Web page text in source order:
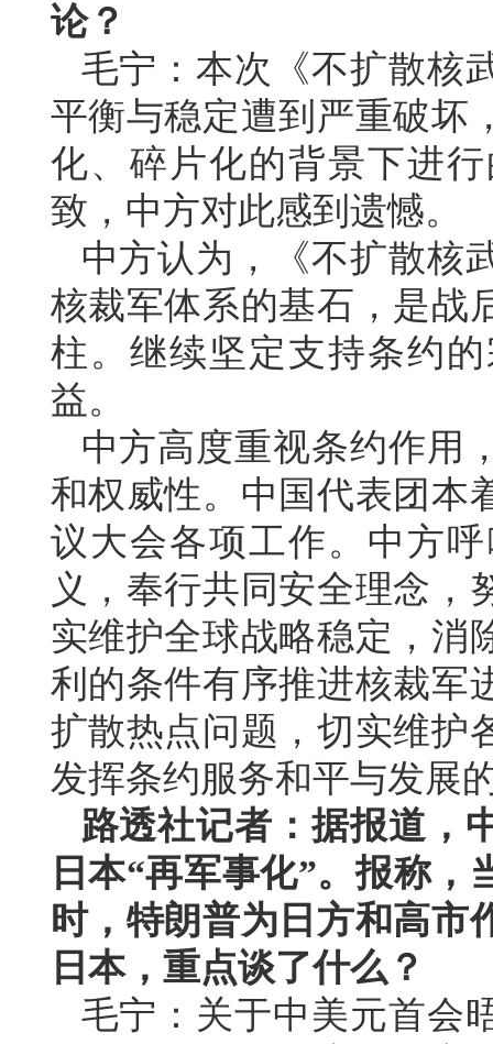
论？
毛宁：本次《不扩散核
平衡与稳定遭到严重破坏
化、碎片化的背景下进
致，中方对此感到遗憾。
中方认为，《不扩散核
核裁军体系的基石，是战
柱。继续坚定支持条约
益。
中方高度重视条约作用
和权威性。中国代表团本
议大会各项工作。中方
义，奉行共同安全理念，
实维护全球战略稳定，消
利的条件有序推进核裁军
扩散热点问题，切实维护
发挥条约服务和平与发展
路透社记者：据报道，
日本“再军事化”。报称
时，特朗普为日方和高市
日本，重点谈了什么？
毛宁：关于中美元首会